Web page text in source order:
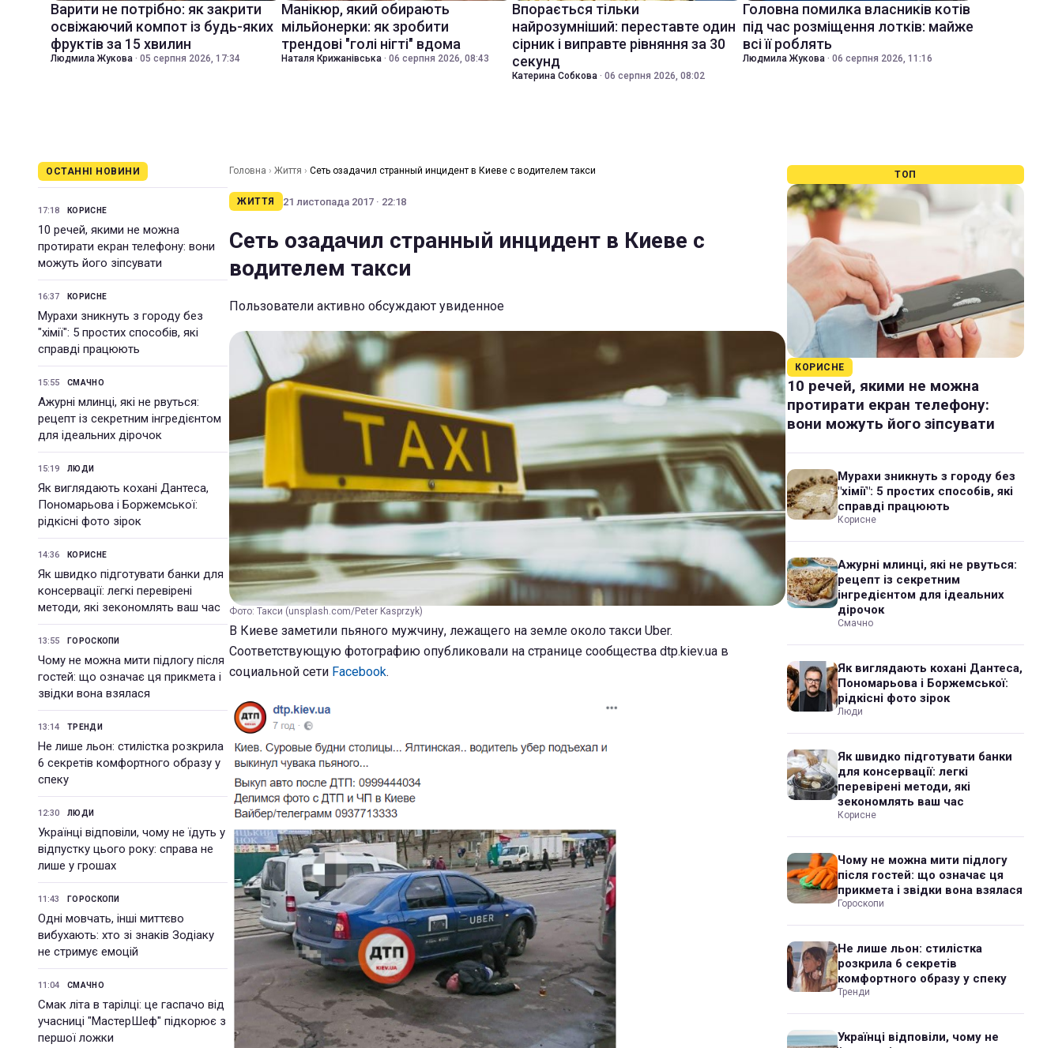
Варити не потрібно: як закрити
освіжаючий компот із будь-яких
фруктів за 15 хвилин
Людмила Жукова · 05 серпня 2026, 17:34
Манікюр, який обирають
мільйонерки: як зробити
трендові "голі нігті" вдома
Наталя Крижанівська · 06 серпня 2026, 08:43
Впорається тільки
найрозумніший: переставте один
сірник і виправте рівняння за 30
секунд
Катерина Собкова · 06 серпня 2026, 08:02
Головна помилка власників котів
під час розміщення лотків: майже
всі її роблять
Людмила Жукова · 06 серпня 2026, 11:16
ОСТАННІ НОВИНИ
17:18 КОРИСНЕ
10 речей, якими не можна
протирати екран телефону: вони
можуть його зіпсувати
16:37 КОРИСНЕ
Мурахи зникнуть з городу без
"хімії": 5 простих способів, які
справді працюють
15:55 СМАЧНО
Ажурні млинці, які не рвуться:
рецепт із секретним інгредієнтом
для ідеальних дірочок
15:19 ЛЮДИ
Як виглядають кохані Дантеса,
Пономарьова і Боржемської:
рідкісні фото зірок
14:36 КОРИСНЕ
Як швидко підготувати банки для
консервації: легкі перевірені
методи, які зекономлять ваш час
13:55 ГОРОСКОПИ
Чому не можна мити підлогу після
гостей: що означає ця прикмета і
звідки вона взялася
13:14 ТРЕНДИ
Не лише льон: стилістка розкрила
6 секретів комфортного образу у
спеку
12:30 ЛЮДИ
Українці відповіли, чому не їдуть у
відпустку цього року: справа не
лише у грошах
11:43 ГОРОСКОПИ
Одні мовчать, інші миттєво
вибухають: хто зі знаків Зодіаку
не стримує емоцій
11:04 СМАЧНО
Смак літа в тарілці: це гаспачо від
учасниці "МастерШеф" підкорює з
першої ложки
Головна › Життя › Сеть озадачил странный инцидент в Киеве с водителем такси
ЖИТТЯ 21 листопада 2017 · 22:18
Сеть озадачил странный инцидент в Киеве с
водителем такси
Пользователи активно обсуждают увиденное
Фото: Такси (unsplash.com/Peter Kasprzyk)
В Киеве заметили пьяного мужчину, лежащего на земле около такси Uber.
Соответствующую фотографию опубликовали на странице сообщества dtp.kiev.ua в
социальной сети Facebook.
ТОП
КОРИСНЕ
10 речей, якими не можна
протирати екран телефону:
вони можуть його зіпсувати
Мурахи зникнуть з городу без
"хімії": 5 простих способів, які
справді працюють
Корисне
Ажурні млинці, які не рвуться:
рецепт із секретним
інгредієнтом для ідеальних
дірочок
Смачно
Як виглядають кохані Дантеса,
Пономарьова і Боржемської:
рідкісні фото зірок
Люди
Як швидко підготувати банки
для консервації: легкі
перевірені методи, які
зекономлять ваш час
Корисне
Чому не можна мити підлогу
після гостей: що означає ця
прикмета і звідки вона взялася
Гороскопи
Не лише льон: стилістка
розкрила 6 секретів
комфортного образу у спеку
Тренди
Українці відповіли, чому не